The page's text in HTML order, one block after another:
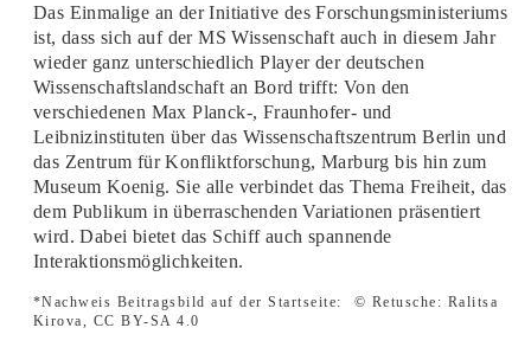
Das Einmalige an der Initiative des Forschungsministeriums
ist, dass sich auf der MS Wissenschaft auch in diesem Jahr
wieder ganz unterschiedlich Player der deutschen
Wissenschaftslandschaft an Bord trifft: Von den
verschiedenen Max Planck-, Fraunhofer- und
Leibnizinstituten über das Wissenschaftszentrum Berlin und
das Zentrum für Konfliktforschung, Marburg bis hin zum
Museum Koenig. Sie alle verbindet das Thema Freiheit, das
dem Publikum in überraschenden Variationen präsentiert
wird. Dabei bietet das Schiff auch spannende
Interaktionsmöglichkeiten.
*Nachweis Beitragsbild auf der Startseite:
© Retusche: Ralitsa
Kirova, CC BY-SA 4.0